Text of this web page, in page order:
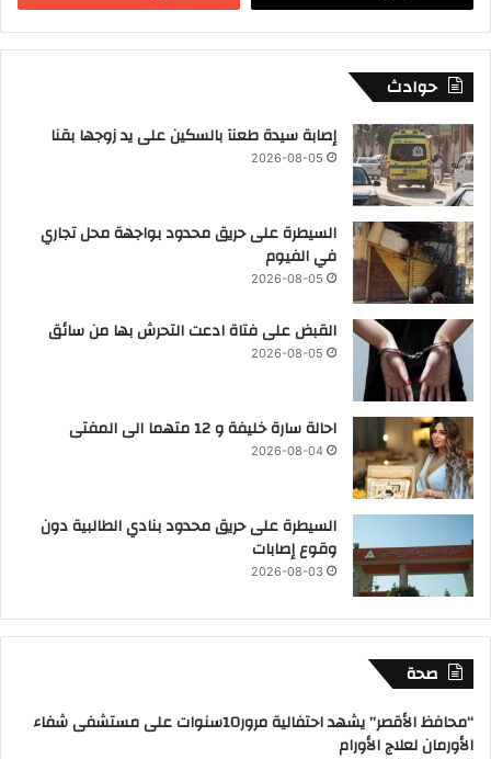
حوادث
إصابة سيدة طعنآ بالسكين على يد زوجها بقنا
2026-08-05
السيطرة على حريق محدود بواجهة محل تجاري
في الفيوم
2026-08-05
القبض على فتاة ادعت التحرش بها من سائق
2026-08-05
احالة سارة خليفة و 12 متهما الى المفتى
2026-08-04
السيطرة على حريق محدود بنادي الطالبية دون
وقوع إصابات
2026-08-03
صحة
“محافظ الأقصر” يشهد احتفالية مرور10سنوات على مستشفى شفاء
الأورمان لعلاج الأورام